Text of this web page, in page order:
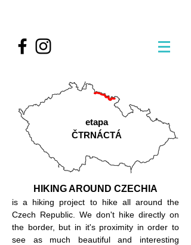
etapa
ČTRNÁCTÁ
HIKING AROUND CZECHIA
is a hiking project to hike all around the
Czech Republic. We don't hike directly on
the border, but in it's proximity in order to
see as much beautiful and interesting